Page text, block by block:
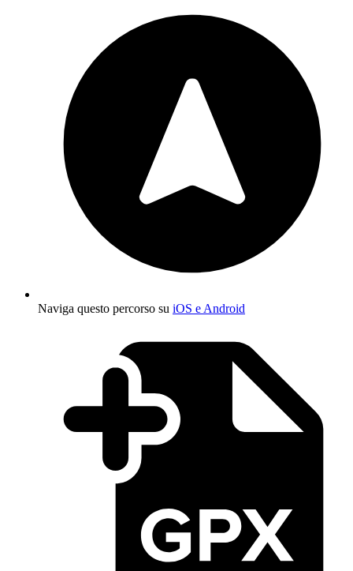
Naviga questo percorso su iOS e Android